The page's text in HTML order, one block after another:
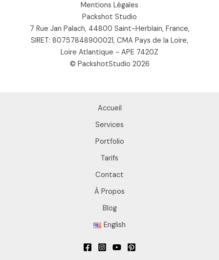
Mentions Légales
Packshot Studio
7 Rue Jan Palach, 44800 Saint-Herblain, France,
SIRET: 80757848900021, CMA Pays de la Loire,
Loire Atlantique - APE 7420Z
© PackshotStudio 2026
Accueil
Services
Portfolio
Tarifs
Contact
À Propos
Blog
English